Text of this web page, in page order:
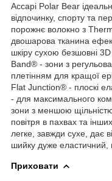
Accapi Polar Bear
відпочинку, спорту та
порожнє волокно з
двошарова тканина
шкіру сухою безшовні
Band® - зони з
плетінням для кращої
Flat Junction® - плоскі
- для максимального
зони з меншою
повітря в пахвах та
легке, завжди сухе, дає
шийку дуже еластичний,
Приховати